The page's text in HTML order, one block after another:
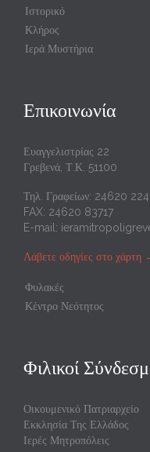
Ιστορικό
Κλήρος
Ιερά Μυστήρια
Επικοινωνία
Ευαγγελιστρίας 22
Γρεβενά, Τ.Κ. 51100
Τηλ. Γραφείων: 24620
FAX: 24620 83717
E-mail:
Λάβετε οδηγίες στο χάρτη
Φυλακές
Κέντρο Νεότητος
Φιλικοί
Οικουμενικό Πατριαρχείο
Εκκλησία Της Ελλάδος
Ιερές Μητροπόλεις